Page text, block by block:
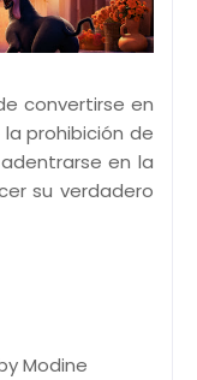
convertirse en
prohibición de
en la
su verdadero
Modine